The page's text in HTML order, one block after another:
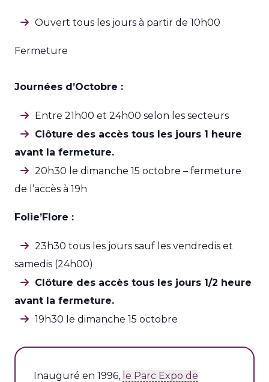
Ouvert tous les jours à partir de 10h00
Fermeture
Journées d’Octobre :
Entre 21h00 et 24h00 selon les secteurs
Clôture des accès tous les jours 1 heure
avant la fermeture.
20h30 le dimanche 15 octobre – fermeture
de l’accès à 19h
Folie’Flore :
23h30 tous les jours sauf les vendredis et
samedis (24h00)
Clôture des accès tous les jours 1/2 heure
avant la fermeture.
19h30 le dimanche 15 octobre
Inauguré en 1996, le Parc Expo de